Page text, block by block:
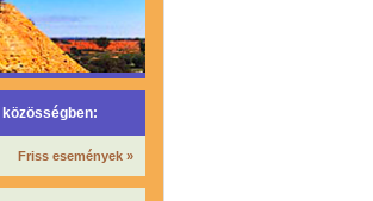
közösségben:
Friss események »